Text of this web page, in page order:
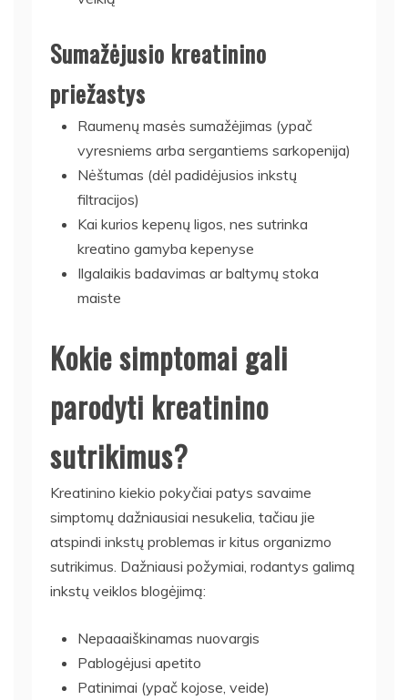
Sumažėjusio kreatinino
priežastys
Raumenų masės sumažėjimas (ypač
vyresniems arba sergantiems sarkopenija)
Nėštumas (dėl padidėjusios inkstų
filtracijos)
Kai kurios kepenų ligos, nes sutrinka
kreatino gamyba kepenyse
Ilgalaikis badavimas ar baltymų stoka
maiste
Kokie simptomai gali
parodyti kreatinino
sutrikimus?
Kreatinino kiekio pokyčiai patys savaime
simptomų dažniausiai nesukelia, tačiau jie
atspindi inkstų problemas ir kitus organizmo
sutrikimus. Dažniausi požymiai, rodantys galimą
inkstų veiklos blogėjimą:
Nepaaaiškinamas nuovargis
Pablogėjusi apetito
Patinimai (ypač kojose, veide)